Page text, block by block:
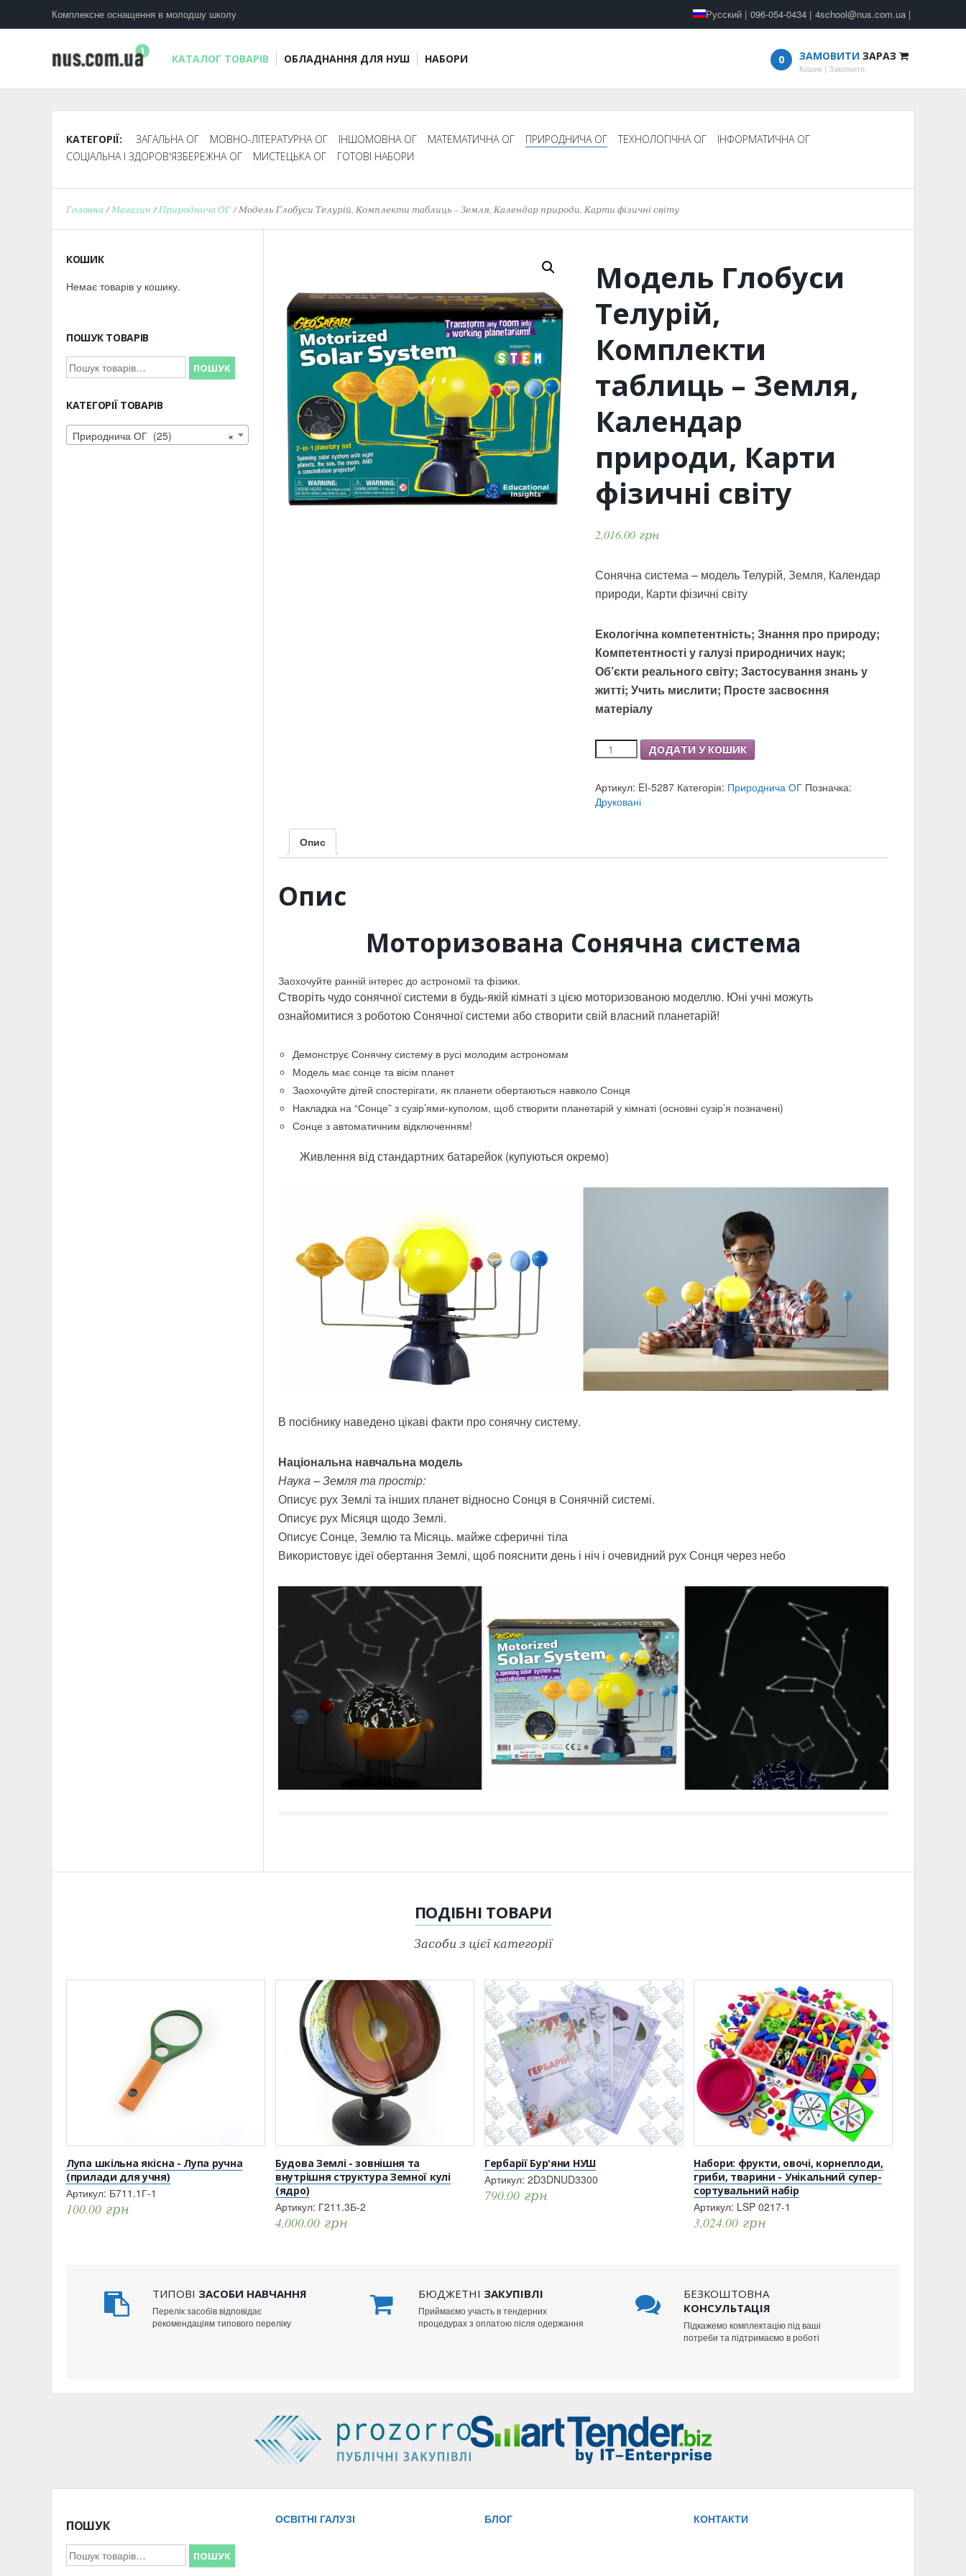
Комплексне оснащення в молодшу школу Русский | 096-054-0434 | 4school@nus.com.ua |
КАТАЛОГ ТОВАРІВ ОБЛАДНАННЯ ДЛЯ НУШ НАБОРИ 0 ЗАМОВИТИ ЗАРАЗ
Кошик | Замовити
КАТЕГОРІЇ: ЗАГАЛЬНА ОГ МОВНО-ЛІТЕРАТУРНА ОГ ІНШОМОВНА ОГ МАТЕМАТИЧНА ОГ ПРИРОДНИЧА ОГ ТЕХНОЛОГІЧНА ОГ
ІНФОРМАТИЧНА ОГ
СОЦІАЛЬНА І ЗДОРОВ'ЯЗБЕРЕЖНА ОГ
МИСТЕЦЬКА ОГ ГОТОВІ НАБОРИ
Головна /Магазин /Природнича ОГ / Модель Глобуси Телурій, Комплекти таблиць – Земля, Календар природи, Карти фізичні світу
Модель Глобуси
Телурій,
Комплекти
таблиць – Земля,
Календар
природи, Карти
фізичні світу
2,016.00 грн
Сонячна система – модель Телурій, Земля, Календар
природи, Карти фізичні світу
Екологічна компетентність; Знання про природу;
Компетентності у галузі природничих наук;
Об’єкти реального світу; Застосування знань у
житті; Учить мислити; Просте засвоєння
матеріалу
Модель
Глобуси
Комплекти
таблиць
природи,
ДОДАТИ У КОШИК
Артикул: EI-5287 Категорія: Природнича ОГ Позначка:
Друковані
Опис
Опис
Моторизована Сонячна система
Заохочуйте ранній інтерес до астрономії та фізики.
Створіть чудо сонячної системи в будь-якій кімнаті з цією моторизованою моделлю. Юні учні можуть
ознайомитися з роботою Сонячної системи або створити свій власний планетарій!
Демонструє Сонячну систему в русі молодим астрономам
Модель має сонце та вісім планет
Заохочуйте дітей спостерігати, як планети обертаються навколо Сонця
Накладка на “Сонце” з сузір’ями-куполом, щоб створити планетарій у кімнаті (основні сузір’я позначені)
Сонце з автоматичним відключенням!
Живлення від стандартних батарейок (купуються окремо)
В посібнику наведено цікаві факти про сонячну систему.
Національна навчальна модель
Наука – Земля та простір:
Описує рух Землі та інших планет відносно Сонця в Сонячній системі.
Описує рух Місяця щодо Землі.
Описує Сонце, Землю та Місяць. майже сферичні тіла
Використовує ідеї обертання Землі, щоб пояснити день і ніч і очевидний рух Сонця через небо
КОШИК
Немає товарів у кошику.
ПОШУК ТОВАРІВ
Шукати: ПОШУК
КАТЕГОРІЇ ТОВАРІВ
×
Природнича ОГ (25)
ПОДІБНІ ТОВАРИ
Засоби з цієї категорії
Лупа шкільна якісна - Лупа ручна
(прилади для учня)
Артикул: Б711.1Г-1
100.00 грн
Будова Землі - зовнішня та
внутрішня структура Земної кулі
(ядро)
Артикул: Г211.3Б-2
4,000.00 грн
Гербарії Бур'яни НУШ
Артикул: 2D3DNUD3300
790.00 грн
Набори: фрукти, овочі, корнеплоди,
гриби, тварини - Унікальний супер-
сортувальний набір
Артикул: LSP 0217-1
3,024.00 грн
ТИПОВІ ЗАСОБИ НАВЧАННЯ
Перелік засобів відповідає
рекомендаціям типового переліку
БЮДЖЕТНІ ЗАКУПІВЛІ
Приймаємо участь в тендерних
процедурах з оплатою після одержання
БЕЗКОШТОВНА
КОНСУЛЬТАЦІЯ
Підкажемо комплектацію під ваші
потреби та підтримаємо в роботі
ПОШУК
Шукати: ПОШУК
ОСВІТНІ ГАЛУЗІ БЛОГ КОНТАКТИ